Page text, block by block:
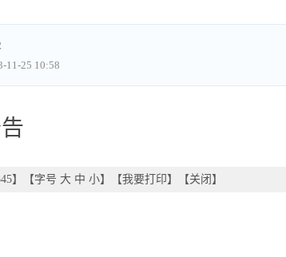
11-25 10:58
】【字号 大 中 小】【我要打印】【关闭 】